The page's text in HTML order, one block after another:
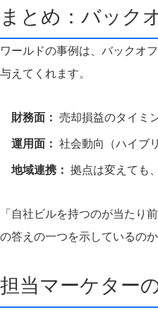
まとめ：バック
ワールドの事例は、バックオ
与えてくれます。
財務面： 売却損益のタイミ
運用面： 社会動向（ハイブ
地域連携： 拠点は変えても
「自社ビルを持つのが当たり
の答えの一つを示しているのか
担当マーケター